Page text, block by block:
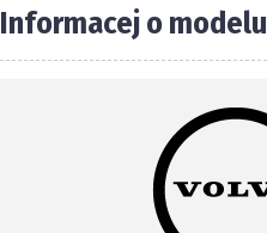
Informacej o modelu